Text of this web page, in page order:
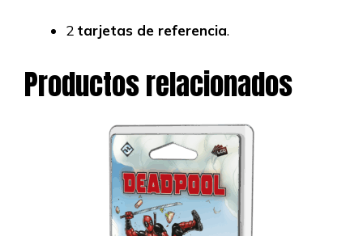
2 tarjetas de referencia.
Productos relacionados